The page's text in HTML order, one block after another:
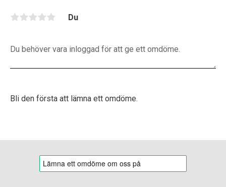
Du
Bli den första att lämna ett omdöme.